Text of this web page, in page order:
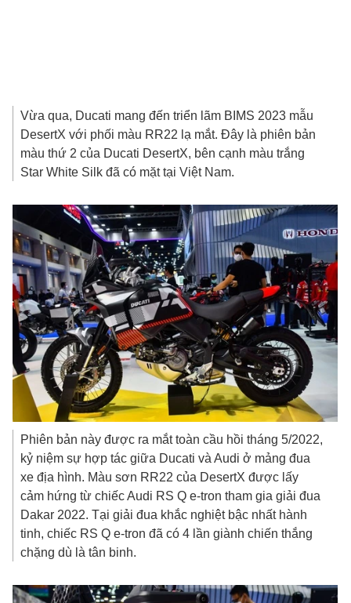
Vừa qua, Ducati mang đến triển lãm BIMS 2023 mẫu
DesertX với phối màu RR22 lạ mắt. Đây là phiên bản
màu thứ 2 của Ducati DesertX, bên cạnh màu trắng
Star White Silk đã có mặt tại Việt Nam.
Phiên bản này được ra mắt toàn cầu hồi tháng 5/2022,
kỷ niệm sự hợp tác giữa Ducati và Audi ở mảng đua
xe địa hình. Màu sơn RR22 của DesertX được lấy
cảm hứng từ chiếc Audi RS Q e-tron tham gia giải đua
Dakar 2022. Tại giải đua khắc nghiệt bậc nhất hành
tinh, chiếc RS Q e-tron đã có 4 lần giành chiến thắng
chặng dù là tân binh.